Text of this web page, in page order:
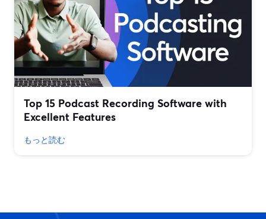
Top 15 Podcast Recording Software with
Excellent Features
もっと読む